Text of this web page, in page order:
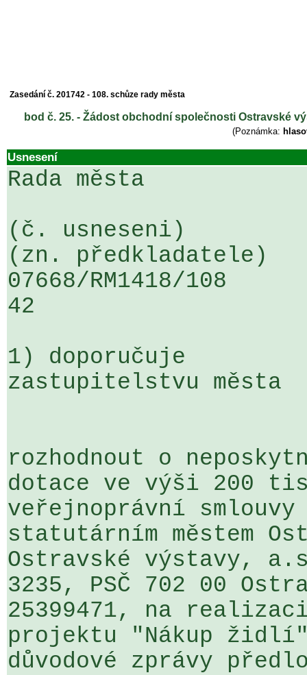
Zasedání č. 201742 - 108. schůze rady města
bod č. 25. - Žádost obchodní společnosti Ostravské
(Poznámka:
Usnesení
Rada města
(č. usneseni)
(zn. předkladatele)
07668/RM1418/
42
1) doporučuje
zastupitelstvu města
rozhodnout o
dotace ve výši 200
veřejnoprávní
statutárním městem
Ostravské výstavy,
3235, PSČ 702 00
25399471, na
projektu "Nákup
důvodové zprávy